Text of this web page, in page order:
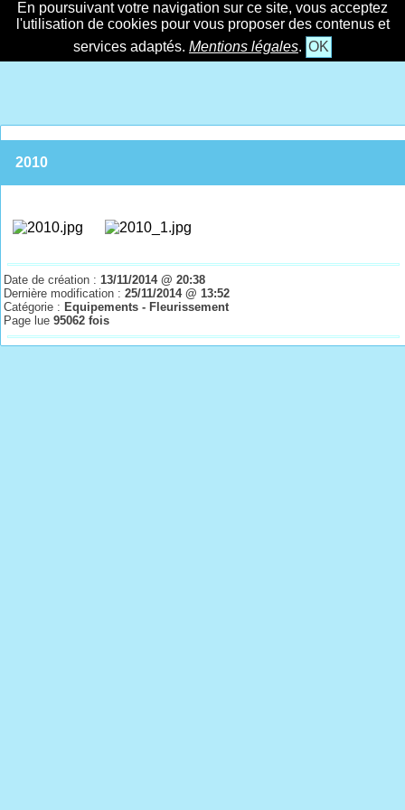
En poursuivant votre navigation sur ce site, vous acceptez
l'utilisation de cookies pour vous proposer des contenus et
services adaptés. Mentions légales. OK
2010
Date de création :13/11/2014 @ 20:38
Dernière modification :25/11/2014 @ 13:52
Catégorie : Equipements - Fleurissement
Page lue95062 fois